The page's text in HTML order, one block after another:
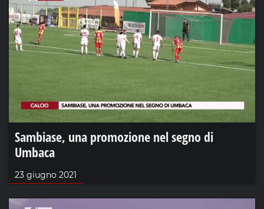
Sambiase, una promozione nel segno di
Umbaca
23 giugno 2021